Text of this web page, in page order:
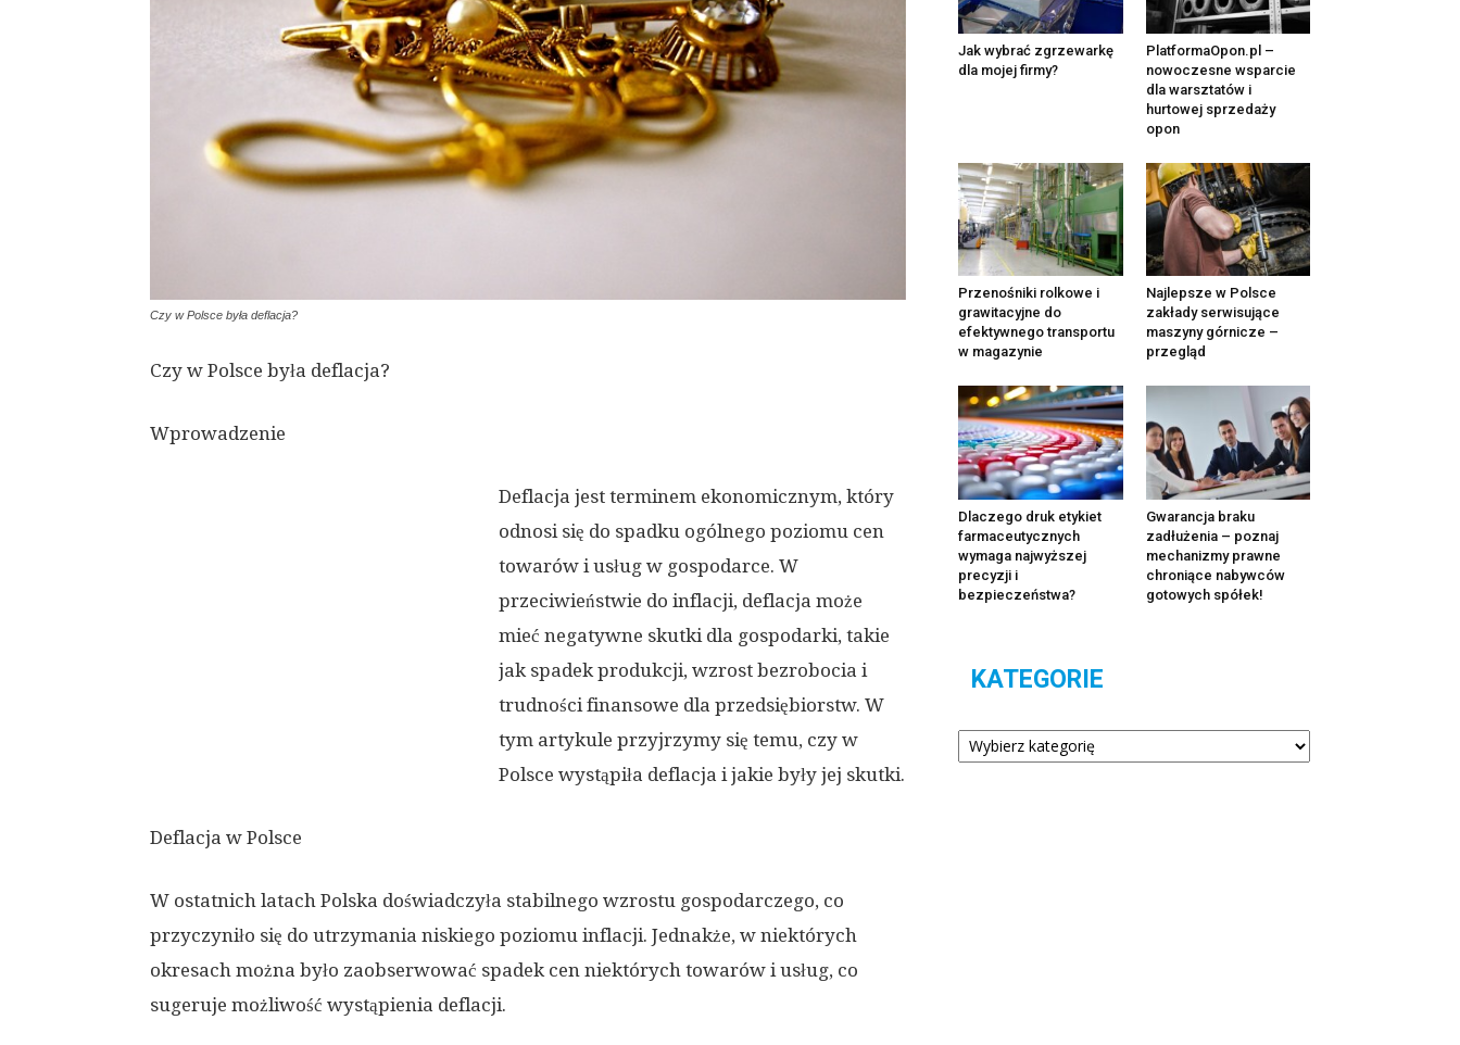
Czy w Polsce była deflacja?
Czy w Polsce była deflacja?
Wprowadzenie
Deflacja jest terminem ekonomicznym, który
odnosi się do spadku ogólnego poziomu cen
towarów i usług w gospodarce. W
przeciwieństwie do inflacji, deflacja może
mieć negatywne skutki dla gospodarki, takie
jak spadek produkcji, wzrost bezrobocia i
trudności finansowe dla przedsiębiorstw. W
tym artykule przyjrzymy się temu, czy w
Polsce wystąpiła deflacja i jakie były jej skutki.
Deflacja w Polsce
W ostatnich latach Polska doświadczyła stabilnego wzrostu gospodarczego, co
przyczyniło się do utrzymania niskiego poziomu inflacji. Jednakże, w niektórych
okresach można było zaobserwować spadek cen niektórych towarów i usług, co
sugeruje możliwość wystąpienia deflacji.
Jak wybrać zgrzewarkę
dla mojej firmy?
PlatformaOpon.pl –
nowoczesne wsparcie
dla warsztatów i
hurtowej sprzedaży
opon
Przenośniki rolkowe i
grawitacyjne do
efektywnego transportu
w magazynie
Najlepsze w Polsce
zakłady serwisujące
maszyny górnicze –
przegląd
Dlaczego druk etykiet
farmaceutycznych
wymaga najwyższej
precyzji i
bezpieczeństwa?
Gwarancja braku
zadłużenia – poznaj
mechanizmy prawne
chroniące nabywców
gotowych spółek!
KATEGORIE
Kategorie